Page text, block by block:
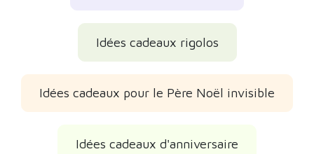
Idées cadeaux rigolos
Idées cadeaux pour le Père Noël invisible
Idées cadeaux d'anniversaire